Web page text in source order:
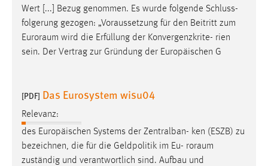
Wert [...] Bezug genommen. Es wurde folgende Schluss-
folgerung gezogen: „Voraussetzung für den Beitritt zum
Euroraum wird die Erfüllung der Konvergenzkrite- rien
sein. Der Vertrag zur Gründung der Europäischen G
[PDF] Das Eurosystem wisu04
Relevanz:
des Europäischen Systems der Zentralban- ken (ESZB) zu
bezeichnen, die für die Geldpolitik im Eu- roraum
zuständig und verantwortlich sind. Aufbau und